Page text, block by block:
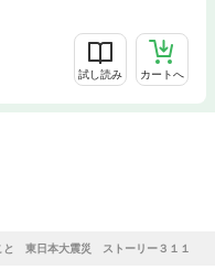
試し読み カートへ
と 東日本大震災 ストーリー３１１